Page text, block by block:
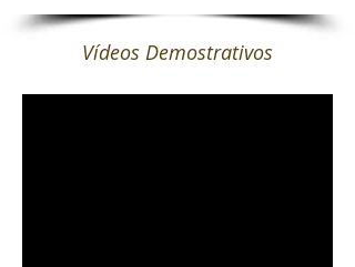
Vídeos Demostrativos